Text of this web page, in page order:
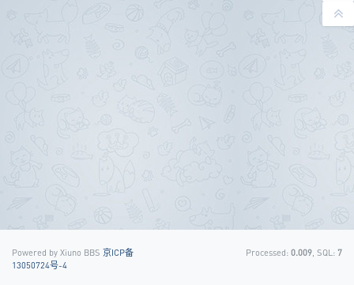
Powered by Xiuno BBS 京ICP备
13050724号-4
Processed: 0.009 , SQL: 7